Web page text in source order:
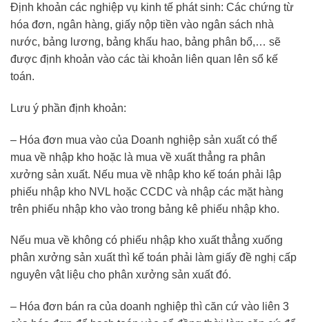
Định khoản các nghiệp vụ kinh tế phát sinh: Các chứng từ
hóa đơn, ngân hàng, giấy nộp tiền vào ngân sách nhà
nước, bảng lương, bảng khấu hao, bảng phân bổ,… sẽ
được định khoản vào các tài khoản liên quan lên sổ kế
toán.
Lưu ý phần định khoản:
– Hóa đơn mua vào của Doanh nghiệp sản xuất có thể
mua về nhập kho hoặc là mua về xuất thẳng ra phân
xưởng sản xuất. Nếu mua về nhập kho kế toán phải lập
phiếu nhập kho NVL hoặc CCDC và nhập các mặt hàng
trên phiếu nhập kho vào trong bảng kê phiếu nhập kho.
Nếu mua về không có phiếu nhập kho xuất thẳng xuống
phân xưởng sản xuất thì kế toán phải làm giấy đề nghị cấp
nguyên vật liệu cho phân xưởng sản xuất đó.
– Hóa đơn bán ra của doanh nghiệp thì căn cứ vào liên 3